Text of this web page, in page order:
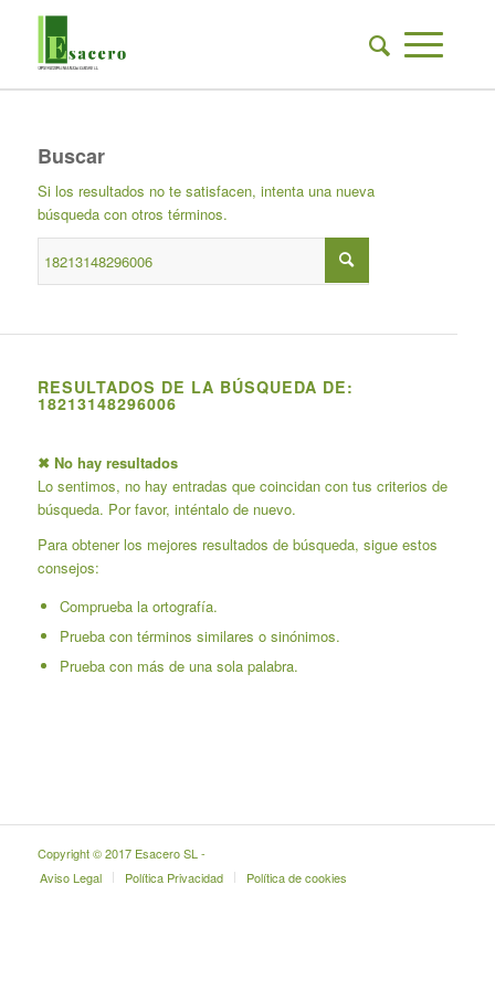
Buscar
Si los resultados no te satisfacen, intenta una nueva
búsqueda con otros términos.
RESULTADOS DE LA BÚSQUEDA DE:
18213148296006
✖ No hay resultados
Lo sentimos, no hay entradas que coincidan con tus criterios de
búsqueda. Por favor, inténtalo de nuevo.
Para obtener los mejores resultados de búsqueda, sigue estos
consejos:
Comprueba la ortografía.
Prueba con términos similares o sinónimos.
Prueba con más de una sola palabra.
Copyright © 2017 Esacero SL -
Aviso Legal
Política Privacidad Política de cookies